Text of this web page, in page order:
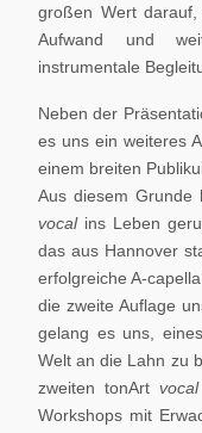
großen Wert
Aufwand und
instrumentale
Neben der
es uns ein weiteres
einem breiten
Aus diesem
vocal ins Leben
das aus Hannover
erfolgreiche A-
die zweite Auflage
gelang es uns,
Welt an die Lahn zu
zweiten tonArt vocal
Workshops mit